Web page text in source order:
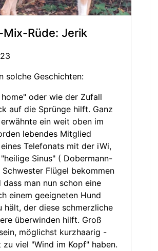
Mix-Rüde: Jerik
solche Geschichten:
home" oder wie der Zufall
auf die Sprünge hilft. Ganz
ein weit oben im
lebendes Mitglied
Telefonats mit der iWi,
Sinus" ( Dobermann-
Flügel bekommen
dass man nun schon eine
einem geeigneten Hund
hält, der diese schmerzliche
überwinden hilft. Groß
möglichst kurzhaarig -
zu viel "Wind im Kopf" haben.